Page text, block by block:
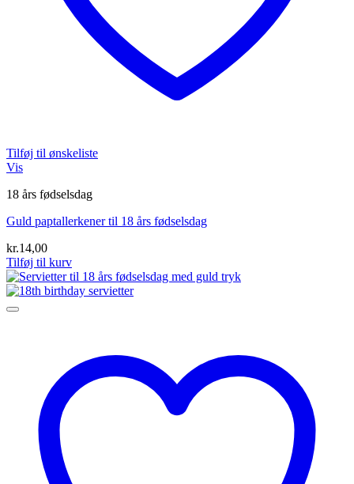
Tilføj til ønskeliste
Vis
18 års fødselsdag
Guld paptallerkener til 18 års fødselsdag
kr.14,00
Tilføj til kurv